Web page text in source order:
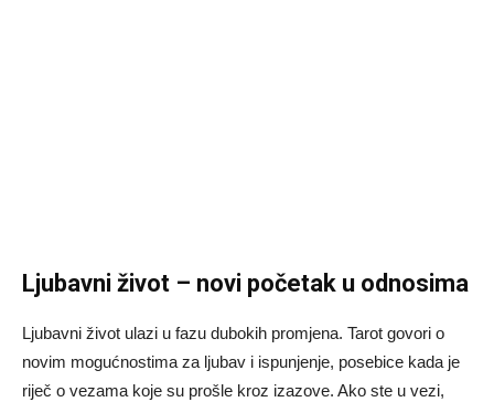
Ljubavni život – novi početak u odnosima
Ljubavni život ulazi u fazu dubokih promjena. Tarot govori o
novim mogućnostima za ljubav i ispunjenje, posebice kada je
riječ o vezama koje su prošle kroz izazove. Ako ste u vezi,